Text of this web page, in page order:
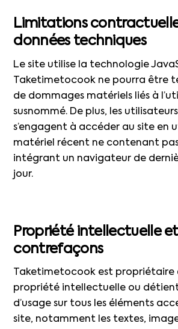
Limitations
données techniques
Le site utilise la technologie
Taketimetocook ne pourra être
de dommages matériels liés à
susnommé. De plus, les
s’engagent à accéder au site en
matériel récent ne contenant
intégrant un navigateur de
jour.
Propriété intellectuelle et
contrefaçons
Taketimetocook est propriétaire
propriété intellectuelle ou
d’usage sur tous les éléments
site, notamment les textes,